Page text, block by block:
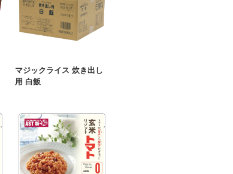
マジックライス 炊き出し
用 白飯